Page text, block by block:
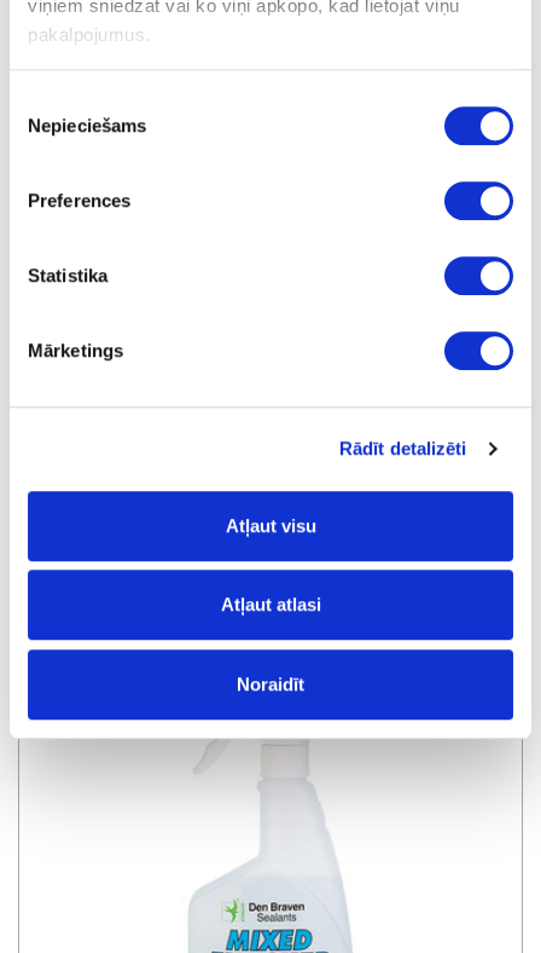
viņiem sniedzat vai ko viņi apkopo, kad lietojat viņu
pakalpojumus.
izvēle
Nepieciešams
Preferences
Statistika
Mārketings
Rādīt detalizēti
Atļaut visu
Atļaut atlasi
Noraidīt
Pistole hermētiķiem DRIPLESS ERGONOMIC ETS3000